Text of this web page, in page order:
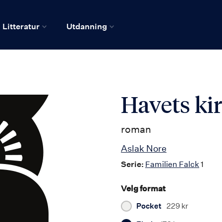
Litteratur Utdanning
Havets
roman
Aslak Nore
Serie: Familien Falck1
Velg format
Pocket 229 kr